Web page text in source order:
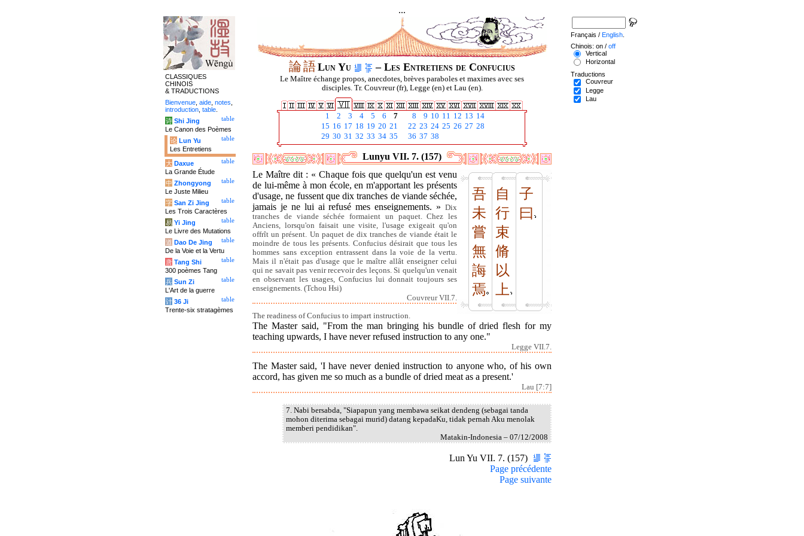
...
論語Lun Yu – Les Entretiens de Confucius
Le Maître échange propos, anecdotes, brèves paraboles et maximes avec ses
disciples. Tr. Couvreur (fr), Legge (en) et Lau (en).
1 2 3 4 5 6 7 8 9 10 11 12 13 14
15 16 17 18 19 20 21 22 23 24 25 26 27 28
29 30 31 32 33 34 35 36 37 38
Lunyu VII. 7. (157)
吾
未
嘗
無
誨
焉
自
行
束
脩
以
上
子
曰
Le Maître dit : « Chaque fois que quelqu'un est venu
de lui-même à mon école, en m'apportant les présents
d'usage, ne fussent que dix tranches de viande séchée,
jamais je ne lui ai refusé mes enseignements. » Dix
tranches de viande séchée formaient un paquet. Chez les
Anciens, lorsqu'on faisait une visite, l'usage exigeait qu'on
offrît un présent. Un paquet de dix tranches de viande était le
moindre de tous les présents. Confucius désirait que tous les
hommes sans exception entrassent dans la voie de la vertu.
Mais il n'était pas d'usage que le maître allât enseigner celui
qui ne savait pas venir recevoir des leçons. Si quelqu'un venait
en observant les usages, Confucius lui donnait toujours ses
enseignements. (Tchou Hsi)
Couvreur VII.7.
The readiness of Confucius to impart instruction.
The Master said, "From the man bringing his bundle of dried flesh for my
teaching upwards, I have never refused instruction to any one."
Legge VII.7.
The Master said, 'I have never denied instruction to anyone who, of his own
accord, has given me so much as a bundle of dried meat as a present.'
Lau [7:7]
7. Nabi bersabda, "Siapapun yang membawa seikat dendeng (sebagai tanda
mohon diterima sebagai murid) datang kepadaKu, tidak pernah Aku menolak
memberi pendidikan".
Matakin-Indonesia – 07/12/2008
Lun Yu VII. 7. (157)
Page précédente
Page suivante
CLASSIQUES
CHINOIS
& TRADUCTIONS
Bienvenue aide notes
introduction table
table
诗 Shi Jing
Le Canon des Poèmes
table
论 Lun Yu
Les Entretiens
table
大 Daxue
La Grande Étude
table
中 Zhongyong
Le Juste Milieu
table
字 San Zi Jing
Les Trois Caractères
table
易 Yi Jing
Le Livre des Mutations
table
道 Dao De Jing
De la Voie et la Vertu
table
唐 Tang Shi
300 poèmes Tang
table
兵 Sun Zi
L'Art de la guerre
table
计 36 Ji
Trente-six stratagèmes
Français / English
Chinois: on / off
Vertical
Horizontal
Traductions
Couvreur
Legge
Lau